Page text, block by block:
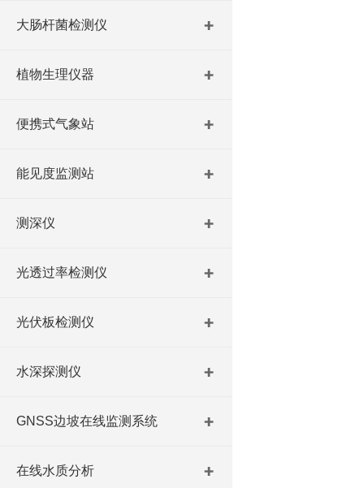
大肠杆菌检测仪
植物生理仪器
便携式气象站
能见度监测站
测深仪
光透过率检测仪
光伏板检测仪
水深探测仪
GNSS边坡在线监测系统
在线水质分析